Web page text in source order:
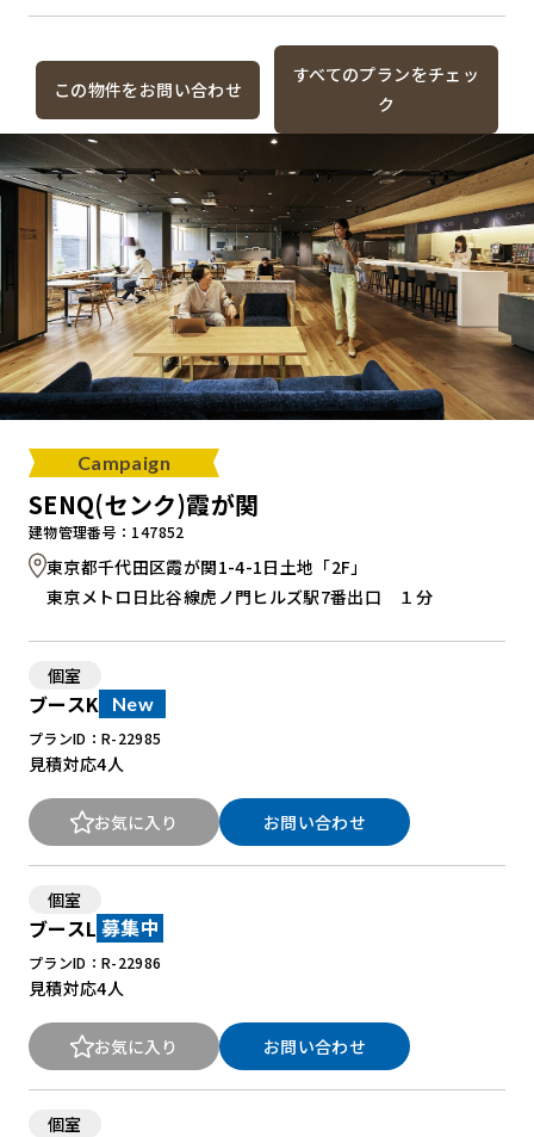
この物件をお問い合わせ
すべてのプランをチェッ
ク
Campaign
SENQ(センク)霞が関
建物管理番号：147852
東京都千代田区霞が関1-4-1日土地「2F」
東京メトロ日比谷線虎ノ門ヒルズ駅7番出口 １分
個室
ブースK New
プランID：R-22985
見積対応4人
お気に入り お問い合わせ
個室
ブースL 募集中
プランID：R-22986
見積対応4人
お気に入り お問い合わせ
個室